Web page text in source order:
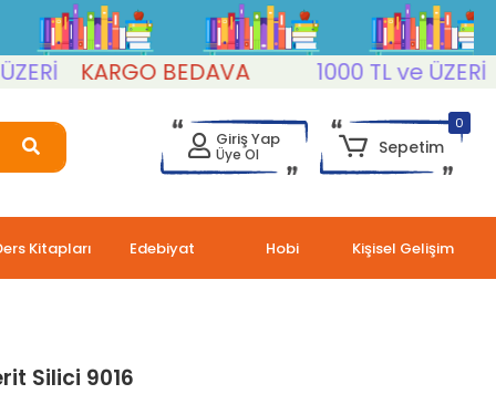
KARGO BEDAVA 1000 TL ve ÜZERİ
Giriş Yap
Üye Ol
0
Sepetim
Kitapları Edebiyat Hobi Kişisel Gelişim
Silici 9016